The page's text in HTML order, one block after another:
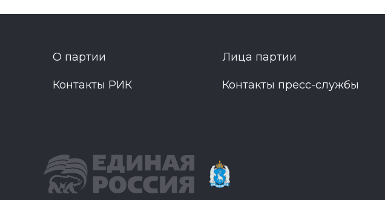
О партии Лица партии
Контакты РИК Контакты пресс-службы